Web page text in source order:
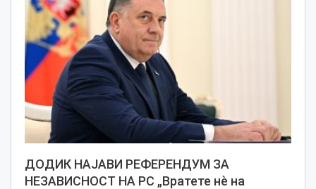
ДОДИК НАЈАВИ РЕФЕРЕНДУМ ЗА
НЕЗАВИСНОСТ НА РС „Вратете нè на